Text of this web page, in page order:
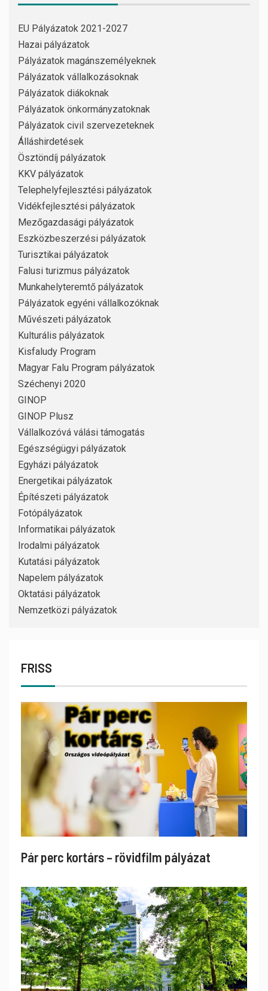
EU Pályázatok 2021-2027
Hazai pályázatok
Pályázatok magánszemélyeknek
Pályázatok vállalkozásoknak
Pályázatok diákoknak
Pályázatok önkormányzatoknak
Pályázatok civil szervezeteknek
Álláshirdetések
Ösztöndíj pályázatok
KKV pályázatok
Telephelyfejlesztési pályázatok
Vidékfejlesztési pályázatok
Mezőgazdasági pályázatok
Eszközbeszerzési pályázatok
Turisztikai pályázatok
Falusi turizmus pályázatok
Munkahelyteremtő pályázatok
Pályázatok egyéni vállalkozóknak
Művészeti pályázatok
Kulturális pályázatok
Kisfaludy Program
Magyar Falu Program pályázatok
Széchenyi 2020
GINOP
GINOP Plusz
Vállalkozóvá válási támogatás
Egészségügyi pályázatok
Egyházi pályázatok
Energetikai pályázatok
Építészeti pályázatok
Fotópályázatok
Informatikai pályázatok
Irodalmi pályázatok
Kutatási pályázatok
Napelem pályázatok
Oktatási pályázatok
Nemzetközi pályázatok
FRISS
Pár perc kortárs – rövidfilm pályázat